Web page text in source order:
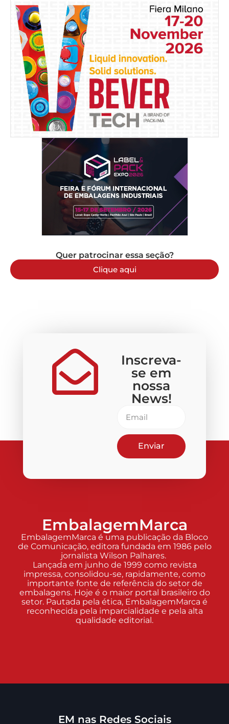
Quer patrocinar essa seção?
Clique aqui
Inscreva-
se em
nossa
News!
Enviar
EmbalagemMarca
EmbalagemMarca é uma publicação da Bloco
de Comunicação, editora fundada em 1986 pelo
jornalista Wilson Palhares.
Lançada em junho de 1999 como revista
impressa, consolidou-se, rapidamente, como
importante fonte de referência do setor de
embalagens. Hoje é o maior portal brasileiro do
setor. Pautada pela ética, EmbalagemMarca é
reconhecida pela imparcialidade e pela alta
qualidade editorial.
EM nas Redes Sociais